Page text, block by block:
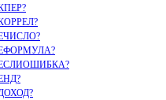
=ЕФОРМУЛА?
=ЕСЛИОШИБКА?